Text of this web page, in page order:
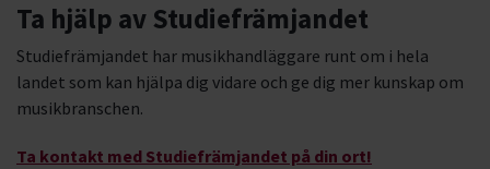
Ta hjälp av Studiefrämjandet
Studiefrämjandet har musikhandläggare runt om i hela
landet som kan hjälpa dig vidare och ge dig mer kunskap om
musikbranschen.
Ta kontakt med Studiefrämjandet på din ort!